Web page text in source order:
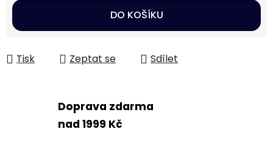
Měrná cena:
DO KOŠÍKU
Tisk Zeptat se Sdílet
Doprava zdarma
nad 1999 Kč